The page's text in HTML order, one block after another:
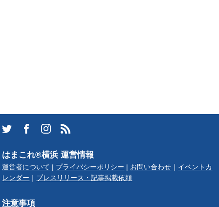
はまこれ®横浜 運営情報
運営者について プライバシーポリシー お問い合わせ
イベントカ
レンダー
プレスリリース・記事掲載依頼
注意事項